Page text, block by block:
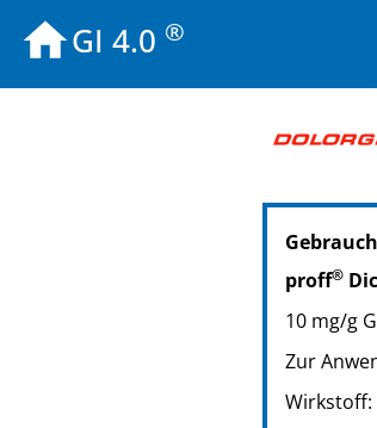
GI 4.0 ®
PZN:
PPN:
proff®
10 mg/g
Zur
Wirkstoff: